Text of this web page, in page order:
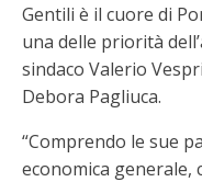
Gentili è il cuore di
una delle priorità
sindaco Valerio
Debora Pagliuca.
“Comprendo le sue
economica generale,